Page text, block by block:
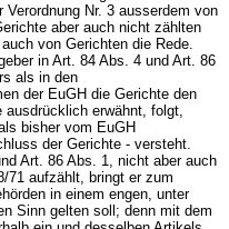
Nr. 3 ausserdem von
aber auch nicht zählten
von Gerichten die Rede.
in Art. 84 Abs. 4 und Art. 86
als in den
der EuGH die Gerichte den
ausdrücklich erwähnt, folgt,
bisher vom EuGH
der Gerichte - versteht.
Art. 86 Abs. 1, nicht aber auch
71 aufzählt, bringt er zum
in einem engen, unter
Sinn gelten soll; denn mit dem